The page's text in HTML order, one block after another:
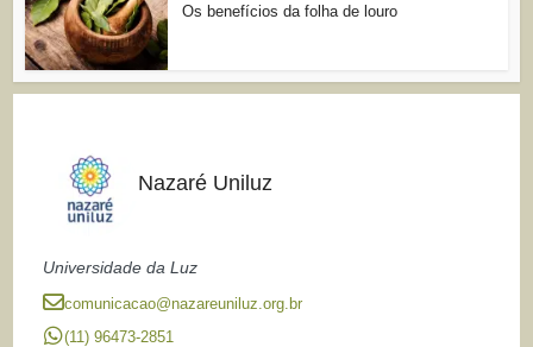
Os benefícios da folha de louro
Nazaré Uniluz
Universidade da Luz
comunicacao@nazareuniluz.org.br
(11) 96473-2851